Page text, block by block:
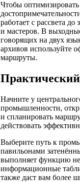
Чтобы
работает с рассвета
и мастеров. В
говорящих на двух
архивов используйте
маршруты.
Начните у
промышленности,
и спланировать
действовать
Выберите путь к
павильонами
выполняет функцию
информационные
также даст вам более